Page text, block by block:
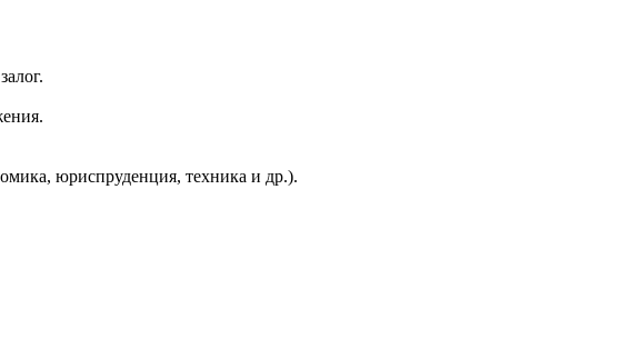
юриспруденция, техника и др.).